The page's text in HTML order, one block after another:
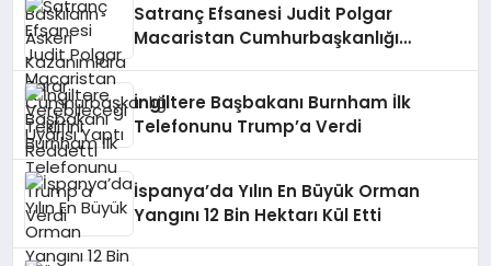
Satranç Efsanesi Judit Polgar
Macaristan Cumhurbaşkanlığı
İngiltere Başbakanı Burnham İlk
Telefonunu Trump’a Verdi
İspanya’da Yılın En Büyük Orman
Yangını 12 Bin Hektarı Kül Etti